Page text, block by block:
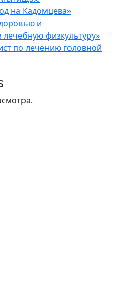
на Кадомцева»
и
физкультуру»
по лечению головной